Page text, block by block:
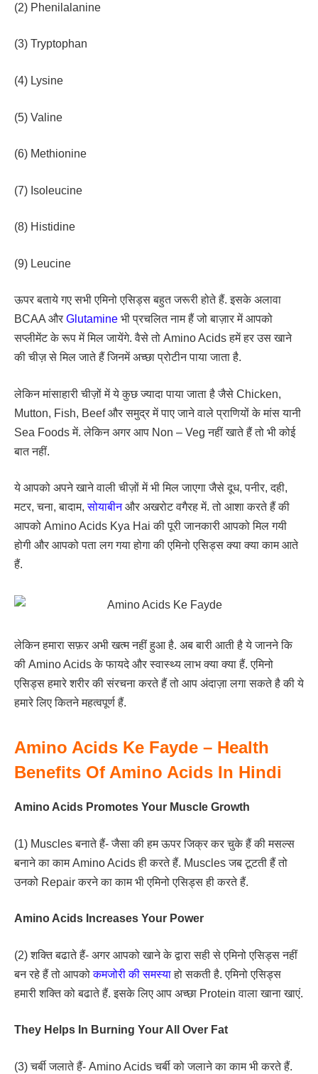
(2) Phenilalanine
(3) Tryptophan
(4) Lysine
(5) Valine
(6) Methionine
(7) Isoleucine
(8) Histidine
(9) Leucine
ऊपर बताये गए सभी एमिनो एसिड्स बहुत जरूरी होते हैं. इसके अलावा
BCAA और Glutamine भी प्रचलित नाम हैं जो बाज़ार में आपको
सप्लीमेंट के रूप में मिल जायेंगे. वैसे तो Amino Acids हमें हर उस खाने
की चीज़ से मिल जाते हैं जिनमें अच्छा प्रोटीन पाया जाता है.
लेकिन मांसाहारी चीज़ों में ये कुछ ज्यादा पाया जाता है जैसे Chicken,
Mutton, Fish, Beef और समुद्र में पाए जाने वाले प्राणियों के मांस यानी
Sea Foods में. लेकिन अगर आप Non – Veg नहीं खाते हैं तो भी कोई
बात नहीं.
ये आपको अपने खाने वाली चीज़ों में भी मिल जाएगा जैसे दूध, पनीर, दही,
मटर, चना, बादाम,सोयाबीनऔर अखरोट वगैरह में. तो आशा करते हैं की
आपको Amino Acids Kya Hai की पूरी जानकारी आपको मिल गयी
होगी और आपको पता लग गया होगा की एमिनो एसिड्स क्या क्या काम आते
हैं.
लेकिन हमारा सफ़र अभी खत्म नहीं हुआ है. अब बारी आती है ये जानने कि
की Amino Acids के फायदे और स्वास्थ्य लाभ क्या क्या हैं. एमिनो
एसिड्स हमारे शरीर की संरचना करते हैं तो आप अंदाज़ा लगा सकते है की ये
हमारे लिए कितने महत्वपूर्ण हैं.
Amino Acids Ke Fayde – Health
Benefits Of Amino Acids In Hindi
Amino Acids Promotes Your Muscle Growth
(1) Muscles बनाते हैं- जैसा की हम ऊपर जिक्र कर चुके हैं की मसल्स
बनाने का काम Amino Acids ही करते हैं. Muscles जब टूटती हैं तो
उनको Repair करने का काम भी एमिनो एसिड्स ही करते हैं.
Amino Acids Increases Your Power
(2) शक्ति बढाते हैं- अगर आपको खाने के द्वारा सही से एमिनो एसिड्स नहीं
बन रहे हैं तो आपकोकमजोरी की समस्याहो सकती है. एमिनो एसिड्स
हमारी शक्ति को बढाते हैं. इसके लिए आप अच्छा Protein वाला खाना खाएं.
They Helps In Burning Your All Over Fat
(3) चर्बी जलाते हैं- Amino Acids चर्बी को जलाने का काम भी करते हैं.